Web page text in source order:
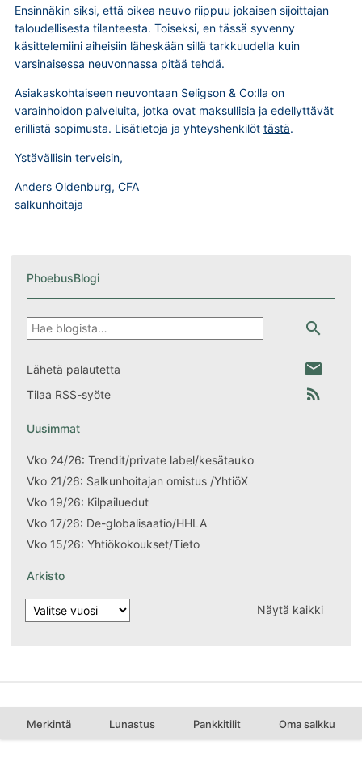
Ensinnäkin siksi, että oikea neuvo riippuu jokaisen sijoittajan
taloudellisesta tilanteesta. Toiseksi, en tässä syvenny
käsittelemiini aiheisiin läheskään sillä tarkkuudella kuin
varsinaisessa neuvonnassa pitää tehdä.
Asiakaskohtaiseen neuvontaan Seligson & Co:lla on
varainhoidon palveluita, jotka ovat maksullisia ja edellyttävät
erillistä sopimusta. Lisätietoja ja yhteyshenkilöt tästä.
Ystävällisin terveisin,
Anders Oldenburg, CFA
salkunhoitaja
PhoebusBlogi
Hae
search
Lähetä palautetta email
Tilaa RSS-syöte rss_feed
Uusimmat
Vko 24/26: Trendit/private label/kesätauko
Vko 21/26: Salkunhoitajan omistus /YhtiöX
Vko 19/26: Kilpailuedut
Vko 17/26: De-globalisaatio/HHLA
Vko 15/26: Yhtiökokoukset/Tieto
Arkisto
Näytä kaikki
Merkintä Lunastus Pankkitilit Oma salkku